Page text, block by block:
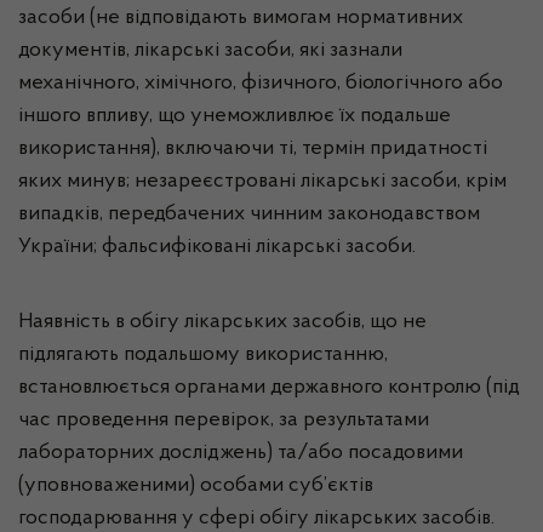
засоби (не відповідають вимогам нормативних
документів, лікарські засоби, які зазнали
механічного, хімічного, фізичного, біологічного або
іншого впливу, що унеможливлює їх подальше
використання), включаючи ті, термін придатності
яких минув; незареєстровані лікарські засоби, крім
випадків, передбачених чинним законодавством
України; фальсифіковані лікарські засоби.
Наявність в обігу лікарських засобів, що не
підлягають подальшому використанню,
встановлюється органами державного контролю (під
час проведення перевірок, за результатами
лабораторних досліджень) та/або посадовими
(уповноваженими) особами суб’єктів
господарювання у сфері обігу лікарських засобів.